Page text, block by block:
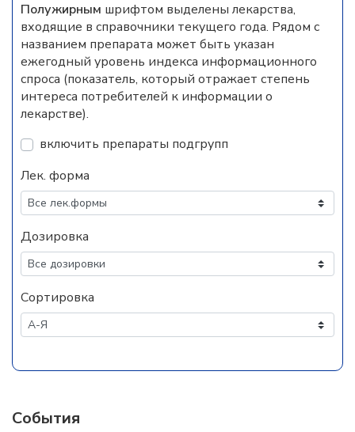
Полужирным шрифтом выделены лекарства,
входящие в справочники текущего года. Рядом с
названием препарата может быть указан
ежегодный уровень индекса информационного
спроса (показатель, который отражает степень
интереса потребителей к информации о
лекарстве).
включить препараты подгрупп
Лек. форма
Дозировка
Сортировка
События